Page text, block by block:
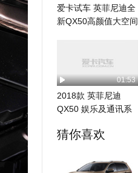
爱卡试车 英菲尼迪全
新QX50高颜值大空间
01:53
2018款 英菲尼迪
QX50 娱乐及通讯系
猜你喜欢